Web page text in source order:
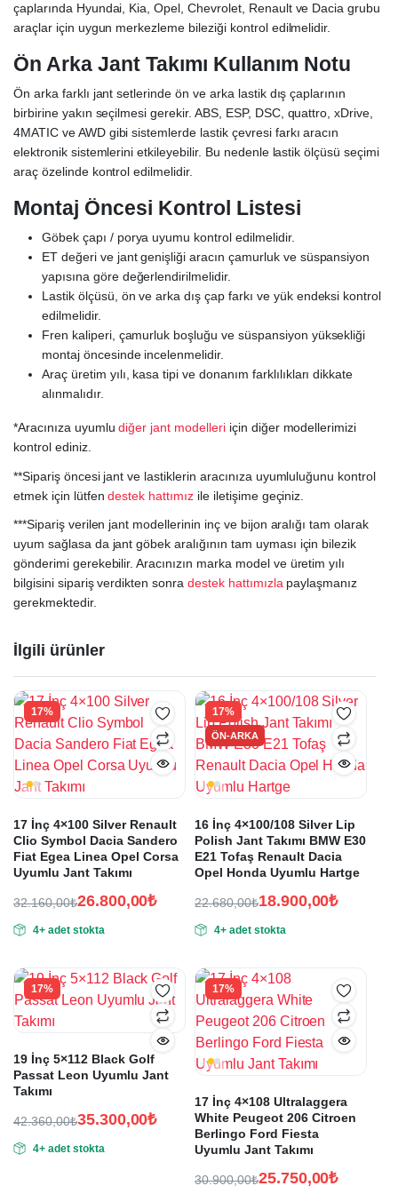
çaplarında Hyundai, Kia, Opel, Chevrolet, Renault ve Dacia grubu
araçlar için uygun merkezleme bileziği kontrol edilmelidir.
Ön Arka Jant Takımı Kullanım Notu
Ön arka farklı jant setlerinde ön ve arka lastik dış çaplarının
birbirine yakın seçilmesi gerekir. ABS, ESP, DSC, quattro, xDrive,
4MATIC ve AWD gibi sistemlerde lastik çevresi farkı aracın
elektronik sistemlerini etkileyebilir. Bu nedenle lastik ölçüsü seçimi
araç özelinde kontrol edilmelidir.
Montaj Öncesi Kontrol Listesi
Göbek çapı / porya uyumu kontrol edilmelidir.
ET değeri ve jant genişliği aracın çamurluk ve süspansiyon
yapısına göre değerlendirilmelidir.
Lastik ölçüsü, ön ve arka dış çap farkı ve yük endeksi kontrol
edilmelidir.
Fren kaliperi, çamurluk boşluğu ve süspansiyon yüksekliği
montaj öncesinde incelenmelidir.
Araç üretim yılı, kasa tipi ve donanım farklılıkları dikkate
alınmalıdır.
*Aracınıza uyumludiğer jant modelleriiçin diğer modellerimizi
kontrol ediniz.
**Sipariş öncesi jant ve lastiklerin aracınıza uyumluluğunu kontrol
etmek için lütfendestek hattımız ile iletişime geçiniz.
***Sipariş verilen jant modellerinin inç ve bijon aralığı tam olarak
uyum sağlasa da jant göbek aralığının tam uyması için bilezik
gönderimi gerekebilir. Aracınızın marka model ve üretim yılı
bilgisini sipariş verdikten sonra destek hattımızlapaylaşmanız
gerekmektedir.
İlgili ürünler
17%
17 İnç 4×100 Silver Renault
Clio Symbol Dacia Sandero
Fiat Egea Linea Opel Corsa
Uyumlu Jant Takımı
32.160,00₺
fiyat:
26.800,00₺
andaki
26.800,00₺.
4+ adet stokta
17%
ÖN-ARKA
16 İnç 4×100/108 Silver Lip
Polish Jant Takımı BMW E30
E21 Tofaş Renault Dacia
Opel Honda Uyumlu Hartge
22.680,00₺
fiyat:
18.900,00₺
andaki
18.900,00₺.
4+ adet stokta
17%
19 İnç 5×112 Black Golf
Passat Leon Uyumlu Jant
Takımı
42.360,00₺
fiyat:
35.300,00₺
andaki
4+ adet stokta
17%
17 İnç 4×108 Ultralaggera
White Peugeot 206 Citroen
Berlingo Ford Fiesta
Uyumlu Jant Takımı
30.900,00₺25.750,00₺